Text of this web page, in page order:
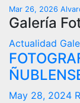
Mar 26, 2026
Galería
Actualidad
May 28, 2024